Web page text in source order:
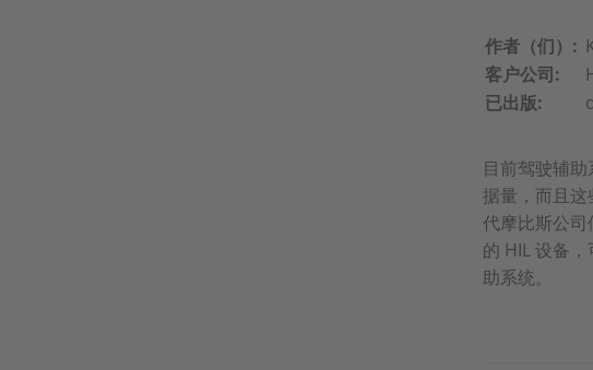
作者（们）:
客户公司:
已出版:
目前驾驶辅
据量，而且
代摩比斯公司
的 HIL 设备
助系统。